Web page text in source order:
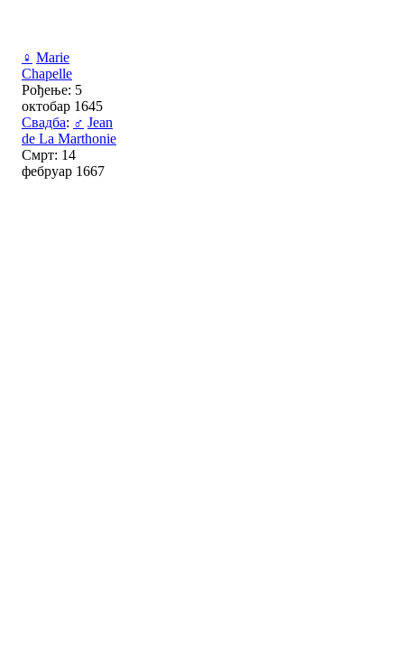
♀ Marie
Chapelle
Рођење: 5
октобар 1645
Свадба: ♂ Jean
de La Marthonie
Смрт: 14
фебруар 1667